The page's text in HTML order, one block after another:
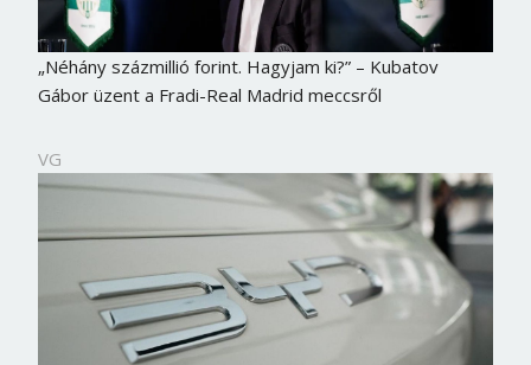
„Néhány százmillió forint. Hagyjam ki?” – Kubatov
Gábor üzent a Fradi-Real Madrid meccsről
VG